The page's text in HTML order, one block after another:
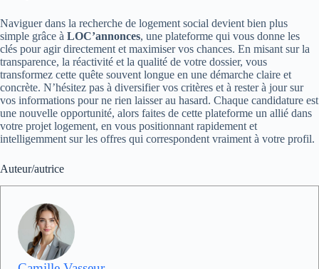
Naviguer dans la recherche de logement social devient bien plus
simple grâce à LOC’annonces, une plateforme qui vous donne les
clés pour agir directement et maximiser vos chances. En misant sur la
transparence, la réactivité et la qualité de votre dossier, vous
transformez cette quête souvent longue en une démarche claire et
concrète. N’hésitez pas à diversifier vos critères et à rester à jour sur
vos informations pour ne rien laisser au hasard. Chaque candidature est
une nouvelle opportunité, alors faites de cette plateforme un allié dans
votre projet logement, en vous positionnant rapidement et
intelligemment sur les offres qui correspondent vraiment à votre profil.
Auteur/autrice